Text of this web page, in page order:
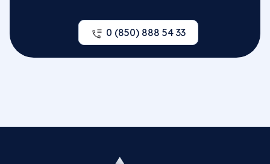
0 (850) 888 54 33